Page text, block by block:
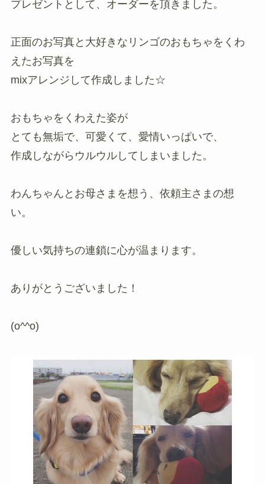
プレゼントとして、オーダーを頂きました。
正面のお写真と大好きなリンゴのおもちゃをくわ
えたお写真を
mixアレンジして作成しました☆
おもちゃをくわえた姿が
とても無垢で、可愛くて、愛情いっぱいで、
作成しながらウルウルしてしまいました。
わんちゃんとお母さまを想う、依頼主さまの想
い。
優しい気持ちの連鎖に心が温まります。
ありがとうございました！
(o^^o)